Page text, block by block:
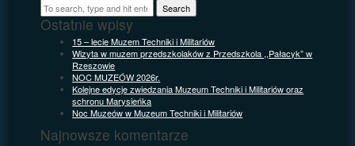
Search
Ostatnie wpisy
15 – lecie Muzem Techniki i Militariów
Wizyta w muzem przedszkolaków z Przedszkola ,,Pałacyk” w
Rzeszowie
NOC MUZEÓW 2026r.
Kolejne edycje zwiedzania Muzeum Techniki i Militariów oraz
schronu Marysieńka
Noc Muzeów w Muzeum Techniki i Militariów
Najnowsze komentarze